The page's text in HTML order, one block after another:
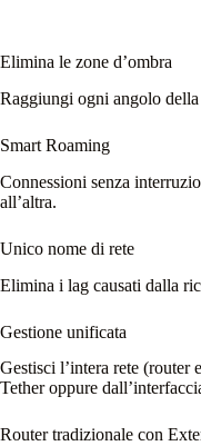
Elimina le zone d’ombra
Raggiungi ogni angolo della
Smart Roaming
Connessioni senza
all’altra.
Unico nome di rete
Elimina i lag causati dalla
Gestione unificata
Gestisci l’intera rete (router
Tether oppure
Router tradizionale con